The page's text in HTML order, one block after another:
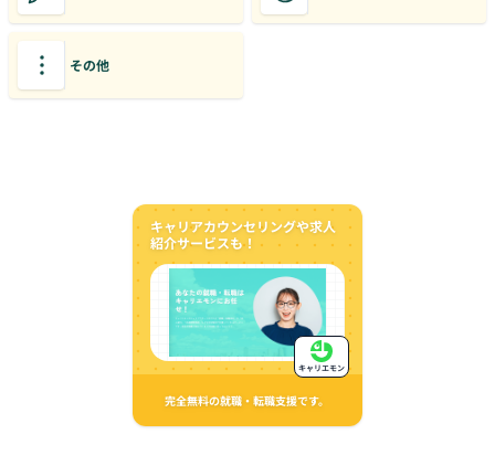
その他
キャリアカウンセリングや求人
紹介サービスも！
完全無料の就職・転職支援です。
キャリエモン